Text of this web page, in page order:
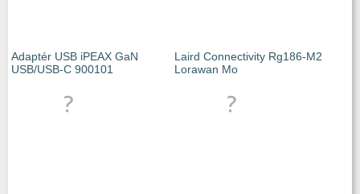
Adaptér USB iPEAX GaN
USB/USB-C 900101
Laird Connectivity Rg186-M2
Lorawan Mo